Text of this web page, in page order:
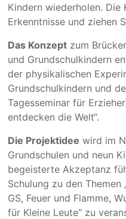
Kindern wiederholen. Die
Erkenntnisse und ziehen
Das Konzept zum
und Grundschulkindern
der physikalischen
Grundschulkindern und
Tagesseminar für
entdecken die Welt“.
Die Projektidee wird im
Grundschulen und neun
begeisterte Akzeptanz
Schulung zu den
GS, Feuer und Flamme,
für Kleine Leute“ zu